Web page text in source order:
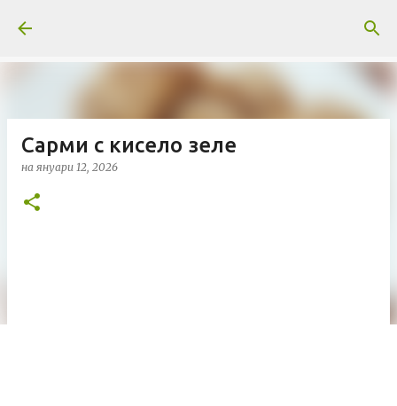
Сарми с кисело зеле
на януари 12, 2026